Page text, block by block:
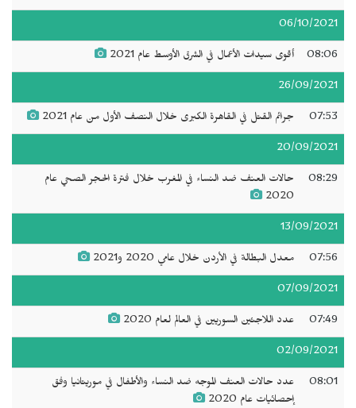
06/10/2021
08:06 أقوى سيدات الأعمال في الشرق الأوسط عام 2021
26/09/2021
07:53 جرائم القتل في القاهرة الكبرى خلال النصف الأول من عام 2021
20/09/2021
08:29
حالات العنف ضد النساء في المغرب خلال فترة الحجر الصحي عام
2020
13/09/2021
07:56 معدل البطالة في الأردن خلال عامي 2020 و2021
07/09/2021
07:49 عدد اللاجئين السوريين في العالم لعام 2020
02/09/2021
08:01
عدد حالات العنف الموجه ضد النساء والأطفال في موريتانيا وفق
إحصائيات عام 2020